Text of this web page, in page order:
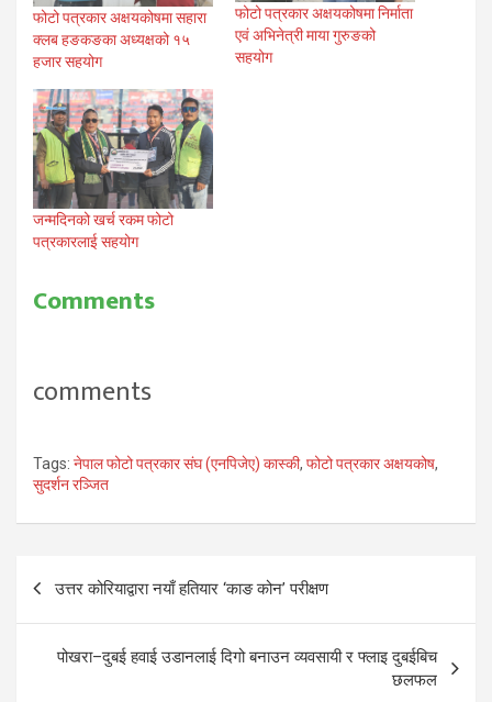
फोटो पत्रकार अक्षयकोषमा सहारा
क्लब हङकङका अध्यक्षको १५
हजार सहयोग
फोटो पत्रकार अक्षयकोषमा निर्माता
एवं अभिनेत्री माया गुरुङको
सहयोग
जन्मदिनको खर्च रकम फोटो
पत्रकारलाई सहयोग
Comments
comments
Tags: नेपाल फोटो पत्रकार संघ (एनपिजेए) कास्की, फोटो पत्रकार अक्षयकोष,
सुदर्शन रञ्जित
Post
navigation
उत्तर कोरियाद्वारा नयाँ हतियार ‘काङ कोन’ परीक्षण
पोखरा–दुबई हवाई उडानलाई दिगो बनाउन व्यवसायी र फ्लाइ दुबईबिच
छलफल